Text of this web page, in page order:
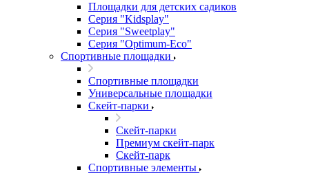
Площадки для детских садиков
Серия "Kidsplay"
Серия "Sweetplay"
Серия "Оptimum-Еco"
Спортивные площадки
Спортивные площадки
Универсальные площадки
Скейт-парки
Скейт-парки
Премиум скейт-парк
Скейт-парк
Спортивные элементы